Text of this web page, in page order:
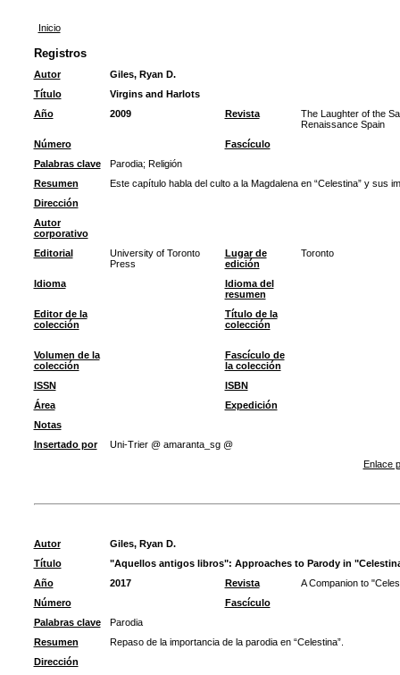
Inicio
Registros
Autor
Giles, Ryan D.
Título
Virgins and Harlots
Año
2009 Revista
The Laughter of the
Renaissance Spain
Número
Fascículo
Palabras clave
Parodia; Religión
Resumen
Este capítulo habla del culto a la Magdalena en “Celestina” y sus
Dirección
Autor
corporativo
Editorial
University of Toronto
Press
Lugar de
edición
Toronto
Idioma
Idioma del
resumen
Editor de la
colección
Título de la
colección
Volumen de la
colección
Fascículo de
la colección
ISSN
ISBN
Área
Expedición
Notas
Insertado por
Uni-Trier @ amaranta_sg @
Enlace
Autor
Giles, Ryan D.
Título
"Aquellos antigos libros": Approaches to Parody in
Año
2017 Revista
A Companion to
Número
Fascículo
Palabras clave
Parodia
Resumen
Repaso de la importancia de la parodia en “Celestina”.
Dirección